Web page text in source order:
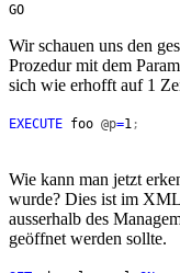
GO
Wir schauen uns den
Prozedur mit dem
sich wie erhofft auf 1
EXECUTE foo @p=1 ;
Wie kann man jetzt
wurde? Dies ist im
ausserhalb des
geöffnet werden sollte.